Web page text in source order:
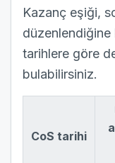
Kazanç eşiği,
düzenlendiğine
tarihlere göre
bulabilirsiniz.
CoS tarihi